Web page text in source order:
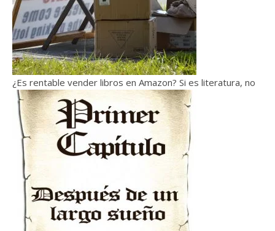
¿Es rentable vender libros en Amazon? Si es literatura, no